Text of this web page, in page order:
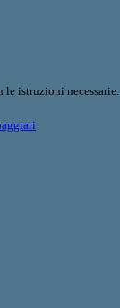
istruzioni necessarie.